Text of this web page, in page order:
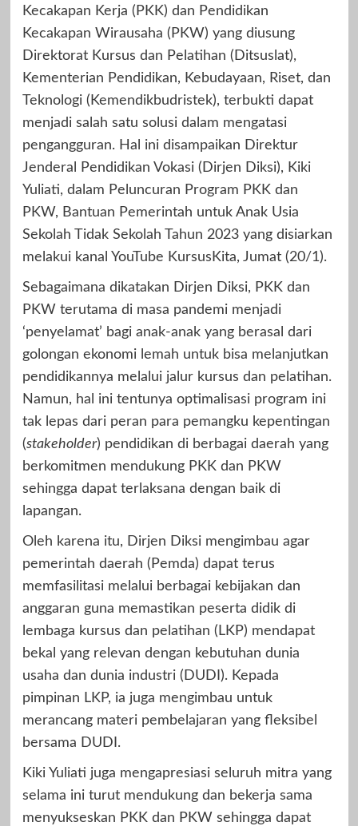
Kecakapan Kerja (PKK) dan Pendidikan
Kecakapan Wirausaha (PKW) yang diusung
Direktorat Kursus dan Pelatihan (Ditsuslat),
Kementerian Pendidikan, Kebudayaan, Riset, dan
Teknologi (Kemendikbudristek), terbukti dapat
menjadi salah satu solusi dalam mengatasi
pengangguran. Hal ini disampaikan Direktur
Jenderal Pendidikan Vokasi (Dirjen Diksi), Kiki
Yuliati, dalam Peluncuran Program PKK dan
PKW, Bantuan Pemerintah untuk Anak Usia
Sekolah Tidak Sekolah Tahun 2023 yang disiarkan
melakui kanal YouTube KursusKita, Jumat (20/1).
Sebagaimana dikatakan Dirjen Diksi, PKK dan
PKW terutama di masa pandemi menjadi
‘penyelamat’ bagi anak-anak yang berasal dari
golongan ekonomi lemah untuk bisa melanjutkan
pendidikannya melalui jalur kursus dan pelatihan.
Namun, hal ini tentunya optimalisasi program ini
tak lepas dari peran para pemangku kepentingan
(stakeholder) pendidikan di berbagai daerah yang
berkomitmen mendukung PKK dan PKW
sehingga dapat terlaksana dengan baik di
lapangan.
Oleh karena itu, Dirjen Diksi mengimbau agar
pemerintah daerah (Pemda) dapat terus
memfasilitasi melalui berbagai kebijakan dan
anggaran guna memastikan peserta didik di
lembaga kursus dan pelatihan (LKP) mendapat
bekal yang relevan dengan kebutuhan dunia
usaha dan dunia industri (DUDI). Kepada
pimpinan LKP, ia juga mengimbau untuk
merancang materi pembelajaran yang fleksibel
bersama DUDI.
Kiki Yuliati juga mengapresiasi seluruh mitra yang
selama ini turut mendukung dan bekerja sama
menyukseskan PKK dan PKW sehingga dapat